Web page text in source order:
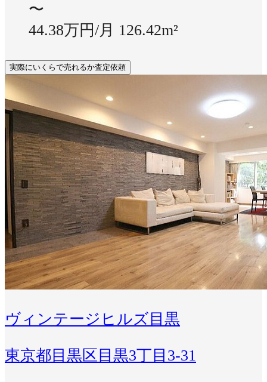
〜
44.38万円/月 126.42m²
実際にいくらで売れるか査定依頼
ヴィンテージヒルズ目黒
東京都目黒区目黒3丁目3-31